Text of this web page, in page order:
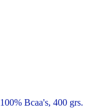
100% Bcaa's, 400 grs.